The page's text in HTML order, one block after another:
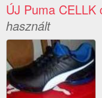
ÚJ Puma
használt